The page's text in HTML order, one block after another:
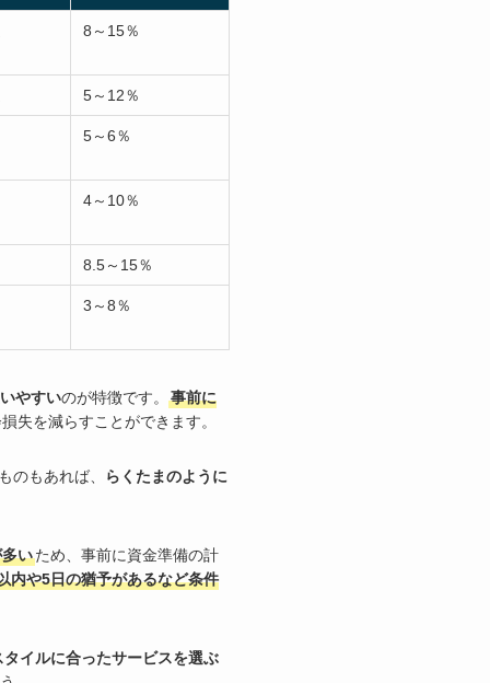
8～15％
5～12％
5～6％
4～10％
8.5～15％
3～8％
やすいのが特徴です。
事前に
失を減らすことができます。
のもあれば、 らくたまのように
いため、事前に資金準備の計
内や5日の猶予があるなど条件
イルに合ったサービスを選ぶ